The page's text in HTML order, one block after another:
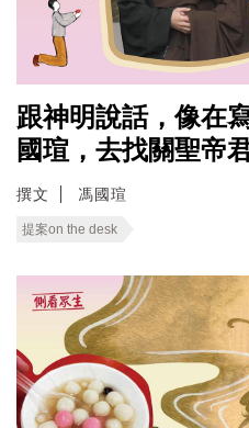
跟神明說話，像在
國瑄，去找關聖帝
撰文 馮國瑄
提案on the desk